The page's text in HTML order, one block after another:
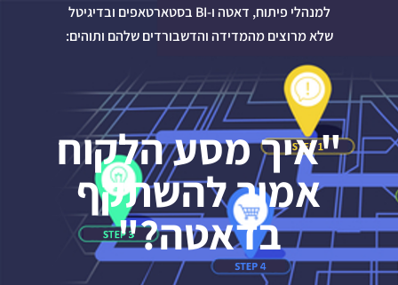
למנהלי פיתוח, דאטה ו-BI בסטארטאפים ובדיגיטל
שלא מרוצים מהמדידה והדשבורדים שלהם ותוהים:
"איך מסע הלקוח
אמור להשתקף
בדאטה?"